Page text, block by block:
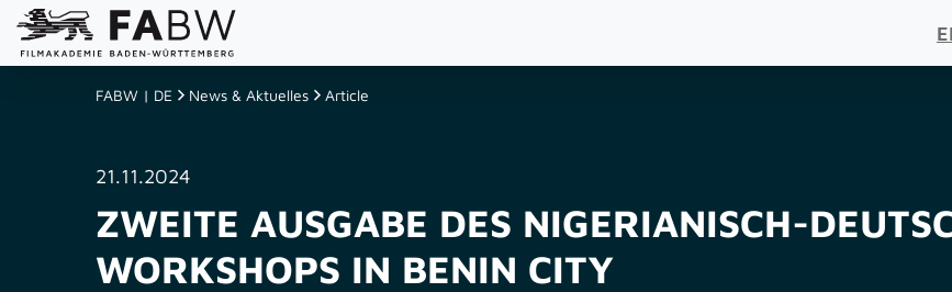
FABW | DE News & Aktuelles Article
21.11.2024
ZWEITE AUSGABE DES NIGERIANISCH-
WORKSHOPS IN BENIN CITY